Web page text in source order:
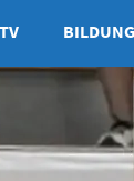
BILDUNG